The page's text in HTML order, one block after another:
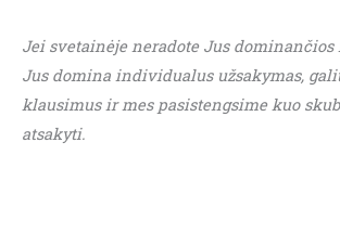
Jei svetainėje neradote Jus
Jus domina individualus užsakymas,
klausimus ir mes pasistengsime kuo
atsakyti.